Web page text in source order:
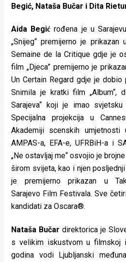
Begić, Nataša Bučar i Dita
Aida Begić rođena je u
„Snijeg“ premijerno je prikazan
Semaine de la Critique gdje je
film „Djeca” premijerno je
Un Certain Regard gdje je dobio
Snimila je kratki film „Album“,
Sarajeva“ koji je imao
Specijalna projekcija u
Akademiji scenskih umjetnosti
AMPAS-a, EFA-e, UFRBiH-a i
„Ne ostavljaj me“ osvojio je
širom svijeta, kao i njen posljednji
je premijerno prikazan u
Sarajevo Film Festivala. Sve
kandidati za Oscara®.
Nataša Bučar direktorica je
s velikim iskustvom u filmskoj
godina vodi Ljubljanski